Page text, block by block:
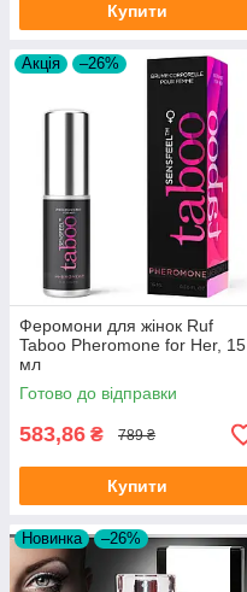
Купити
Акція –26%
Феромони для жінок Ruf
Taboo Pheromone for Her, 15
мл
Готово до відправки
583,86 ₴ 789 ₴
Купити
Новинка –26%